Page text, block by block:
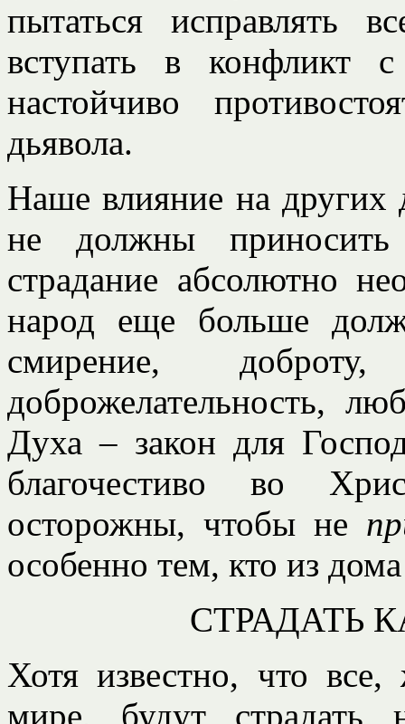
пытаться исправлять
вступать в
настойчиво
дьявола.
Наше влияние на
не должны
страдание абсолютно
народ еще больше
смирение, доброту,
доброжелательность,
Духа – закон для
благочестиво во
осторожны, чтобы не
особенно тем, кто из
СТРАДАТЬ
Хотя известно, что
мире, будут страдать